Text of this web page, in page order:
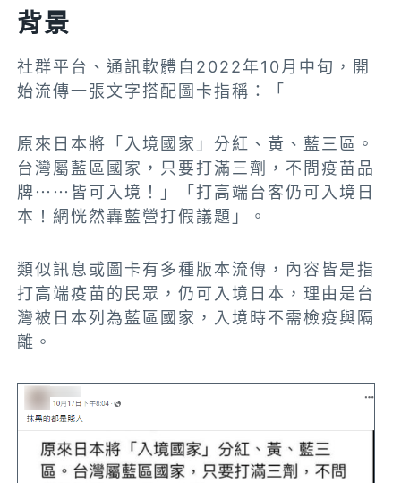
背景
社群平台、通訊軟體自2022年10月中旬，開
始流傳一張文字搭配圖卡指稱：「
原來日本將「入境國家」分紅、黃、藍三區。
台灣屬藍區國家，只要打滿三劑，不問疫苗品
牌⋯⋯皆可入境！」
「打高端台客仍可入境日
本！網恍然轟藍營打假議題」。
類似訊息或圖卡有多種版本流傳，內容皆是指
打高端疫苗的民眾，仍可入境日本，理由是台
灣被日本列為藍區國家，入境時不需檢疫與隔
離。